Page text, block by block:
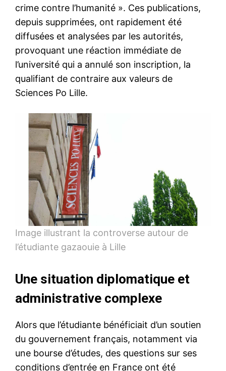
crime contre l’humanité ». Ces publications,
depuis supprimées, ont rapidement été
diffusées et analysées par les autorités,
provoquant une réaction immédiate de
l’université qui a annulé son inscription, la
qualifiant de contraire aux valeurs de
Sciences Po Lille.
Image illustrant la controverse autour de
l’étudiante gazaouie à Lille
Une situation diplomatique et
administrative complexe
Alors que l’étudiante bénéficiait d’un soutien
du gouvernement français, notamment via
une bourse d’études, des questions sur ses
conditions d’entrée en France ont été